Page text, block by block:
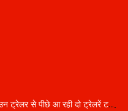
रतनपुर में भीषण सड़क हादसा..ब्रेकडाउन ट्रेलर से पीछे आ रही दो ट्रेलरें टकराईं….. चालक कैबिन में फंसा….. गंभीर हालत में अस्पताल रेफर…..